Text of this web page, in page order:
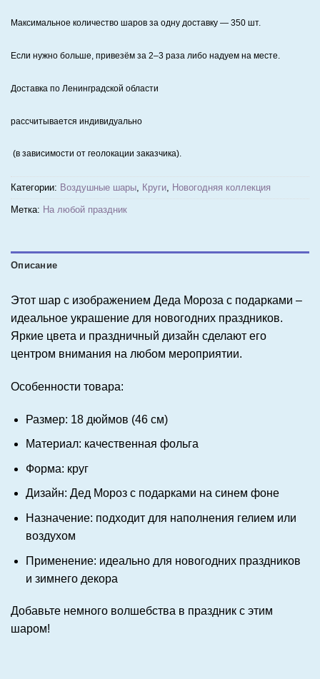
Максимальное количество шаров за одну доставку — 350 шт.
Если нужно больше, привезём за 2–3 раза либо надуем на месте.
Доставка по Ленинградской области
рассчитывается индивидуально
(в зависимости от геолокации заказчика).
Категории: Воздушные шары, Круги, Новогодняя коллекция
Метка: На любой праздник
Описание
Этот шар с изображением Деда Мороза с подарками –
идеальное украшение для новогодних праздников.
Яркие цвета и праздничный дизайн сделают его
центром внимания на любом мероприятии.
Особенности товара:
Размер: 18 дюймов (46 см)
Материал: качественная фольга
Форма: круг
Дизайн: Дед Мороз с подарками на синем фоне
Назначение: подходит для наполнения гелием или
воздухом
Применение: идеально для новогодних праздников
и зимнего декора
Добавьте немного волшебства в праздник с этим
шаром!